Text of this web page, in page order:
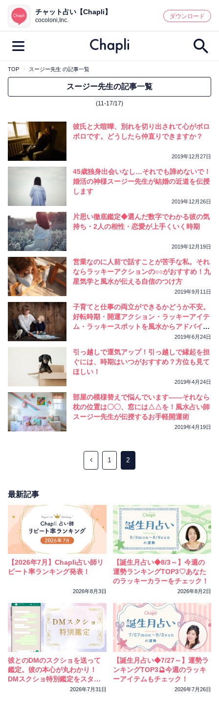
鑑定記事・占い師検索
最新記事一覧
カテゴリー別
鑑定
キーワード別
彼の気持ち 恋の行方 時期
今週の運勢 結婚
相性 連絡
チャット占い【Chapli】
cocoloni,Inc.
ダウンロード
TOP スージー先生 の記事一覧
スージー先生の記事一覧
(11-17/17)
彼氏と大喧嘩、別れを切り出されて心がボロ
ボロです。どうしたら仲直りできますか？
2019年12月27日
45歳独身出会いなし…それでも諦めないで！
婚活の神様スージー先生が結婚の近道を伝授
します
2019年12月26日
片思い徹底鑑定◆選んだ数字でわかる彼の気
持ち・2人の相性・恋愛が上手くいく時期
2019年12月19日
営業なのに人前で話すことが苦手な私。それ
ならラッキーアクションの○○がおすすめ！九
星気学と風水が伝える自信のつけ方
2019年9月11日
子育てと仕事の両立ができるかどうか不安。
好転時期・開運アクション・ラッキーアイテ
ム・ラッキースポットを風水からアドバイ
2019年6月24日
引っ越しで運気アップ！引っ越しで縁起を担
ぐには、時期はいつがおすすめ？方位も見て
ほしい！
2019年4月24日
部屋の模様替えで悩んでいます――それなら
枕の位置は〇〇、窓には△△を！風水占い師
スージー先生が伝授するお手軽開運術
2019年4月19日
1 2
最新記事
【2026年7月】Chapli占い師リ
ピート率ランキング発表！
2026年8月3日
【誕生月占い◆8/3～】今週の
運勢ランキングTOP3♡あなた
のラッキーカラーをチェック！
2026年8月2日
彼とのDMのスクショを送って
鑑定。彼の本心が丸わかり！
DMスクショ特別鑑定をスター
2026年7月31日
【誕生月占い◆7/27～】運勢ラ
ンキングTOP3🔮今週のラッキ
ーアイテムもチェック！
2026年7月26日